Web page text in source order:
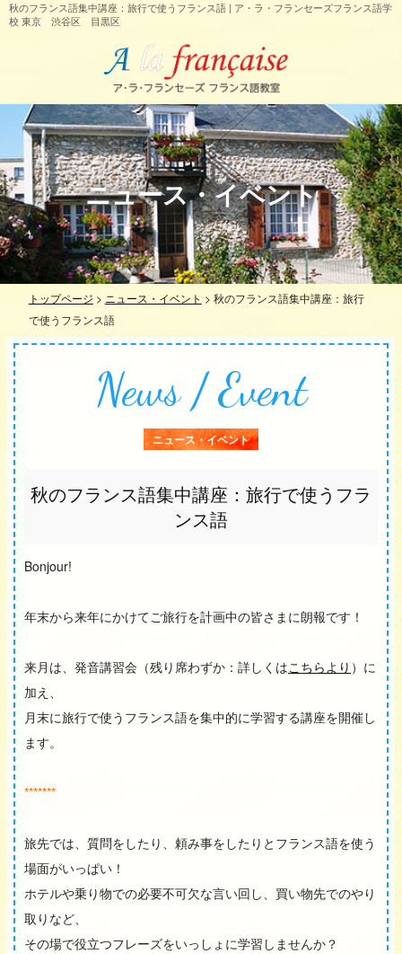
秋のフランス語集中講座：旅行で使うフランス語 | ア・ラ・フランセーズフランス語学
校 東京 渋谷区 目黒区
ニュース・イベント
トップページ > ニュース・イベント > 秋のフランス語集中講座：旅行
で使うフランス語
News / Event
ニュース・イベント
秋のフランス語集中講座：旅行で使うフラ
ンス語
Bonjour!
年末から来年にかけてご旅行を計画中の皆さまに朗報です！
来月は、発音講習会（残り席わずか：詳しくはこちらより ）に
加え、
月末に旅行で使うフランス語を集中的に学習する講座を開催し
ます。
*******
旅先では、質問をしたり、頼み事をしたりとフランス語を使う
場面がいっぱい！
ホテルや乗り物での必要不可欠な言い回し、買い物先でのやり
取りなど、
その場で役立つフレーズをいっしょに学習しませんか？